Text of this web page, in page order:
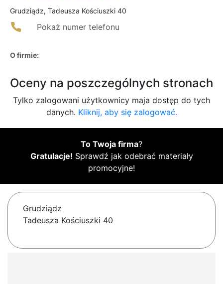
Grudziądz, Tadeusza Kościuszki 40
Pokaż numer telefonu
O firmie:
Oceny na poszczególnych stronach
Tylko zalogowani użytkownicy maja dostęp do tych
danych. Kliknij, aby się zalogować.
To Twoja firma?
Gratulacje! Sprawdź jak odebrać materiały
promocyjne!
Grudziądz
Tadeusza Kościuszki 40